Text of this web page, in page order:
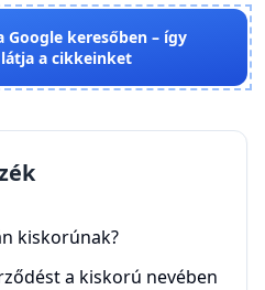
Google keresőben – így
a cikkeinket
kiskorúnak?
a kiskorú nevében